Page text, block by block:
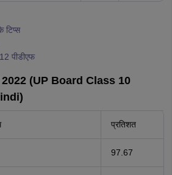
टिप्स
पीडीएफ
2022 (UP Board Class 10
प्रतिशत
97.67